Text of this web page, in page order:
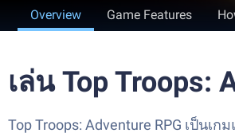
Overview Game Features
เล่น Top Troops:
Top Troops: Adventure RPG เป็น